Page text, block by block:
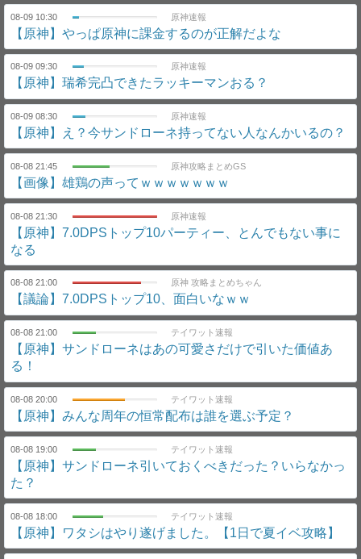
08-09 10:30 原神速報
【原神】やっぱ原神に課金するのが正解だよな
08-09 09:30 原神速報
【原神】瑞希完凸できたラッキーマンおる？
08-09 08:30 原神速報
【原神】え？今サンドローネ持ってない人なんかいるの？
08-08 21:45 原神攻略まとめGS
【画像】雄鶏の声ってｗｗｗｗｗｗｗ
08-08 21:30 原神速報
【原神】7.0DPSトップ10パーティー、とんでもない事に
なる
08-08 21:00 原神 攻略まとめちゃん
【議論】7.0DPSトップ10、面白いなｗｗ
08-08 21:00 テイワット速報
【原神】サンドローネはあの可愛さだけで引いた価値あ
る！
08-08 20:00 テイワット速報
【原神】みんな周年の恒常配布は誰を選ぶ予定？
08-08 19:00 テイワット速報
【原神】サンドローネ引いておくべきだった？いらなかっ
た？
08-08 18:00 テイワット速報
【原神】ワタシはやり遂げました。【1日で夏イベ攻略】